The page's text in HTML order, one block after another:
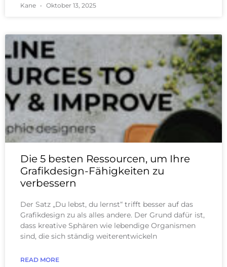
Kane Oktober 13, 2025
Die 5 besten Ressourcen, um Ihre
Grafikdesign-Fähigkeiten zu
verbessern
Der Satz „Du lebst, du lernst“ trifft besser auf das
Grafikdesign zu als alles andere. Der Grund dafür ist,
dass kreative Sphären wie lebendige Organismen
sind, die sich ständig weiterentwickeln
READ MORE